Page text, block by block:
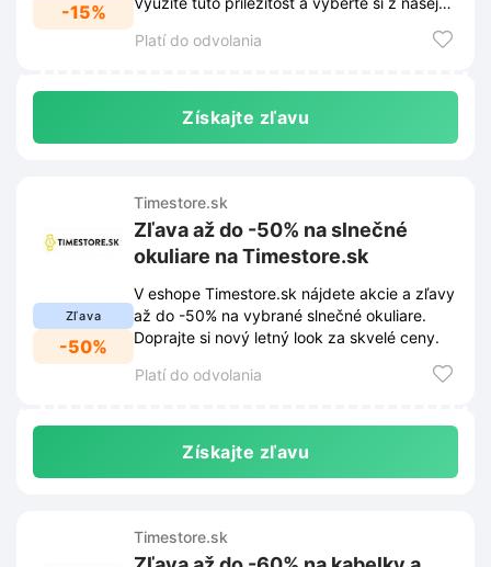
-15%
Platí do odvolania
Získajte zľavu
Zľava
-50%
Timestore.sk
Zľava až do -50% na slnečné
okuliare na Timestore.sk
V eshope Timestore.sk nájdete akcie a zľavy
až do -50% na vybrané slnečné okuliare.
Doprajte si nový letný look za skvelé ceny.
Platí do odvolania
Získajte zľavu
Timestore.sk